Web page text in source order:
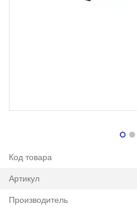
Код товара
Артикул
Производитель